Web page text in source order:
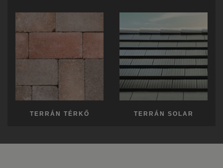
TERRÁN TÉRKŐ TERRÁN SOLAR